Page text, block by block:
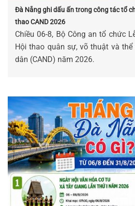
Đà Nẵng ghi dấu ấn trong công tác tổ
thao CAND 2026
Chiều 06-8, Bộ Công an tổ chức
Hội thao quân sự, võ thuật và
dân (CAND) năm 2026.